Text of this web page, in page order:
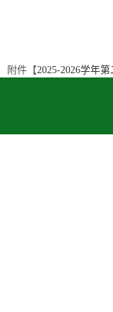
附件【2025-2026学年